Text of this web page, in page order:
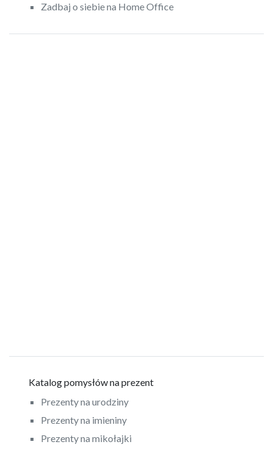
Zadbaj o siebie na Home Office
Katalog pomysłów na prezent
Prezenty na urodziny
Prezenty na imieniny
Prezenty na mikołajki